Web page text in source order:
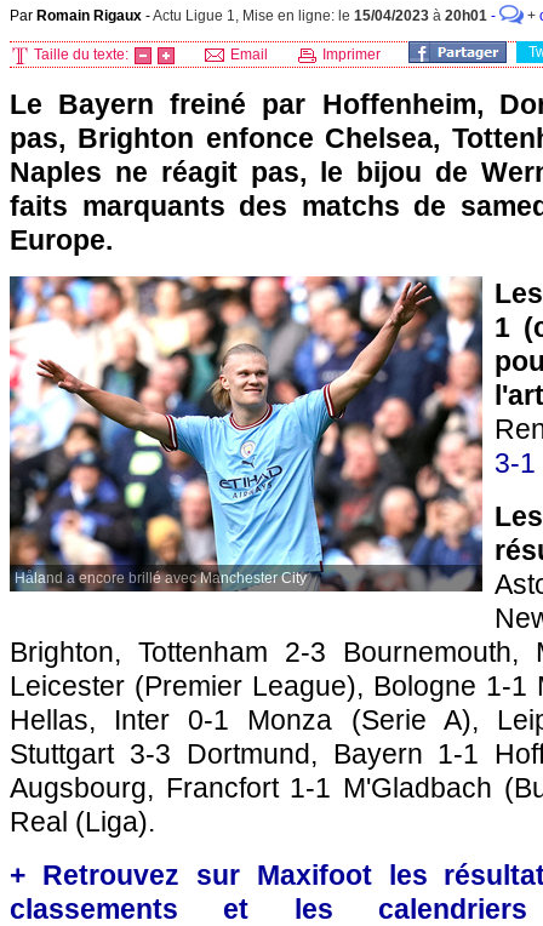
Par Romain Rigaux -Actu Ligue 1, Mise en ligne: le 15/04/2023 à 20h01 - +
Taille du texte: Email Imprimer
Le Bayern freiné par Hoffenheim,
pas, Brighton enfonce Chelsea,
Naples ne réagit pas, le bijou de
faits marquants des matchs de
Europe.
Håland a encore brillé avec Manchester City
1
3-1
Brighton, Tottenham 2-3 Bournemouth,
Leicester (Premier League), Bologne 1-1
Hellas, Inter 0-1 Monza (Serie A),
Stuttgart 3-3 Dortmund, Bayern 1-1
Augsbourg, Francfort 1-1 M'Gladbach
Real (Liga).
+ Retrouvez sur Maxifoot les
classements et les